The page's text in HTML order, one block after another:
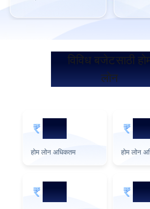
विविध बजेटसाठी
लोन
5 Cr
होम लोन अधिकतम
3 Cr
2
होम लोन
1